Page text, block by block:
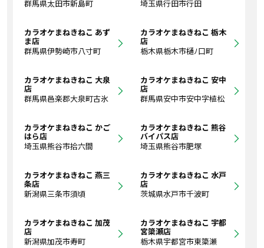
群馬県太田市新島町
埼玉県行田市行田
カラオケまねきねこ あず
ま店
群馬県伊勢崎市八寸町
カラオケまねきねこ 栃木
店
栃木県栃木市樋ﾉ口町
カラオケまねきねこ 大泉
店
群馬県邑楽郡大泉町古氷
カラオケまねきねこ 安中
店
群馬県安中市安中字植松
カラオケまねきねこ かご
はら店
埼玉県熊谷市拾六間
カラオケまねきねこ 熊谷
バイパス店
埼玉県熊谷市肥塚
カラオケまねきねこ 燕三
条店
新潟県三条市須頃
カラオケまねきねこ 水戸
店
茨城県水戸市千波町
カラオケまねきねこ 加茂
店
新潟県加茂市寿町
カラオケまねきねこ 宇都
宮簗瀬店
栃木県宇都宮市東簗瀬